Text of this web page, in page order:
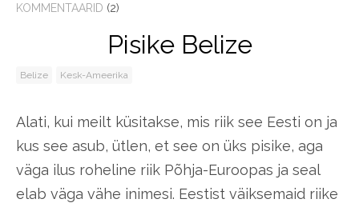
KOMMENTAARID (2)
Pisike Belize
Belize Kesk-Ameerika
Alati, kui meilt küsitakse, mis riik see Eesti on ja
kus see asub, ütlen, et see on üks pisike, aga
väga ilus roheline riik Põhja-Euroopas ja seal
elab väga vähe inimesi. Eestist väiksemaid riike